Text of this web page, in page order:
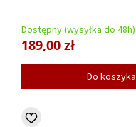
Dostępny (wysyłka do 48h)
189,00 zł
Do koszyka